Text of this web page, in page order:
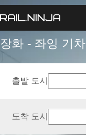
장화 - 좌잉 기차
출발 도시
도착 도시